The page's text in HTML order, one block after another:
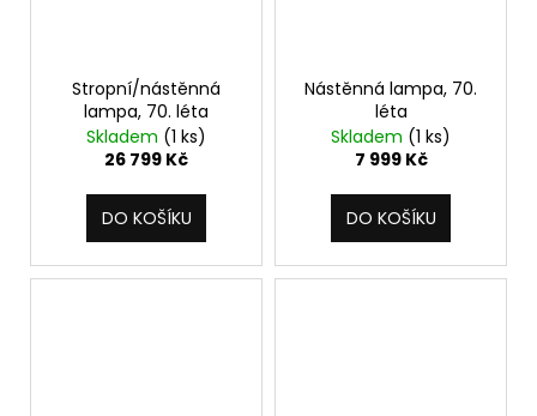
Stropní/nástěnná
lampa, 70. léta
Skladem (1 ks)
26 799 Kč
DO KOŠÍKU
Nástěnná lampa, 70.
léta
Skladem (1 ks)
7 999 Kč
DO KOŠÍKU